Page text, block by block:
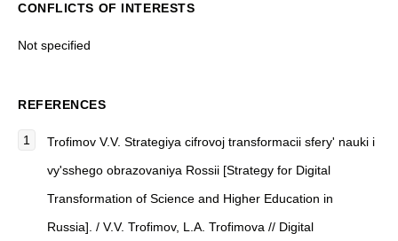
CONFLICTS OF INTERESTS
Not specified
REFERENCES
Trofimov V.V. Strategiya cifrovoj transformacii sfery' nauki i
vy'sshego obrazovaniya Rossii [Strategy for Digital
Transformation of Science and Higher Education in
Russia] . / V.V. Trofimov, L.A. Trofimova // Digital